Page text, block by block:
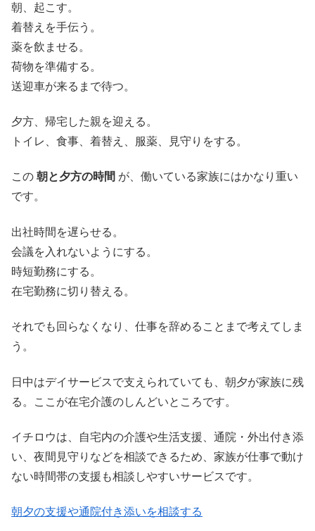
朝、起こす。
着替えを手伝う。
薬を飲ませる。
荷物を準備する。
送迎車が来るまで待つ。
夕方、帰宅した親を迎える。
トイレ、食事、着替え、服薬、見守りをする。
この 朝と夕方の時間 が、働いている家族にはかなり重い
です。
出社時間を遅らせる。
会議を入れないようにする。
時短勤務にする。
在宅勤務に切り替える。
それでも回らなくなり、仕事を辞めることまで考えてしま
う。
日中はデイサービスで支えられていても、朝夕が家族に残
る。ここが在宅介護のしんどいところです。
イチロウは、自宅内の介護や生活支援、通院・外出付き添
い、夜間見守りなどを相談できるため、家族が仕事で動け
ない時間帯の支援も相談しやすいサービスです。
朝夕の支援や通院付き添いを相談する